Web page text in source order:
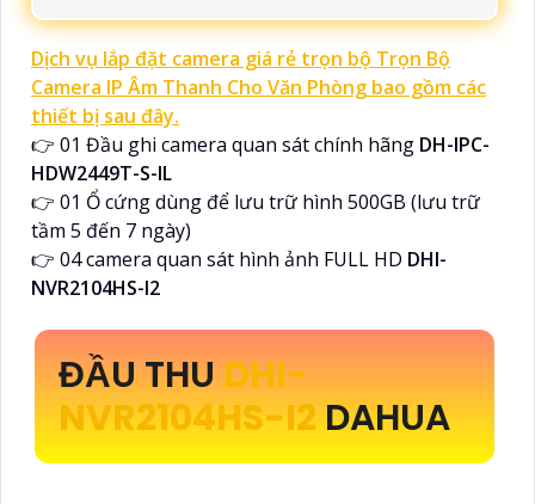
Dịch vụ lắp đặt camera giá rẻ trọn bộ Trọn Bộ
Camera IP Âm Thanh Cho Văn Phòng bao gồm các
thiết bị sau đây.
👉 01 Đầu ghi camera quan sát chính hãng DH-IPC-
HDW2449T-S-IL
👉 01 Ổ cứng dùng để lưu trữ hình 500GB (lưu trữ
tầm 5 đến 7 ngày)
👉 04 camera quan sát hình ảnh FULL HD DHI-
NVR2104HS-I2
ĐẦU THUDHI-
NVR2104HS-I2DAHUA